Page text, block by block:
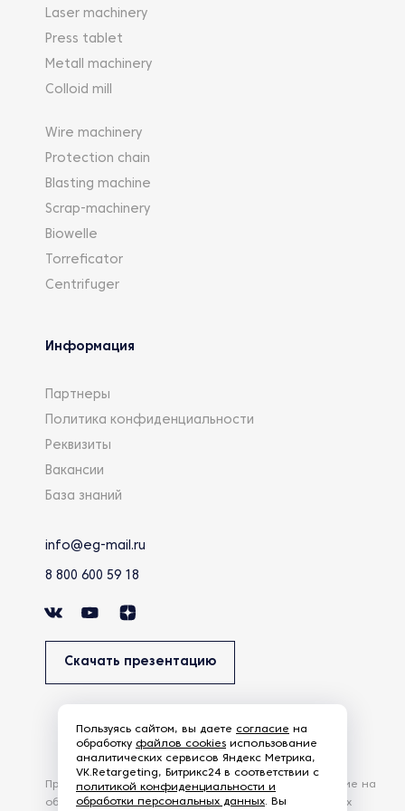
Laser machinery
Press tablet
Metall machinery
Colloid mill
Wire machinery
Protection chain
Blasting machine
Scrap-machinery
Biowelle
Torreficator
Centrifuger
Информация
Партнеры
Политика конфиденциальности
Реквизиты
Вакансии
База знаний
info@eg-mail.ru
8 800 600 59 18
Скачать презентацию
Продолжая использовать наш сайт, вы даете согласие на
обработку файлов Cookies и других пользовательских
Пользуясь сайтом, вы даете согласие на
обработку файлов cookies использование
аналитических сервисов Яндекс Метрика,
VK.Retargeting, Битрикс24 в соответствии с
политикой конфиденциальности и
обработки персональных данных. Вы